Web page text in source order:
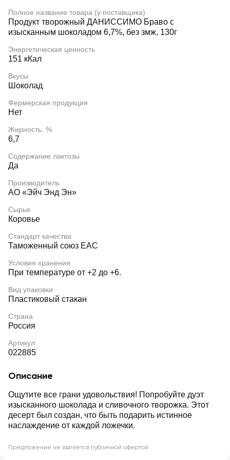
Полное название товара (у поставщика)
Продукт творожный ДАНИССИМО Браво с
изысканным шоколадом 6,7%, без змж, 130г
Энергетическая ценность
151 кКал
Вкусы
Шоколад
Фермерская продукция
Нет
Жирность, %
6,7
Содержание лактозы
Да
Производитель
АО «Эйч Энд Эн»
Сырье
Коровье
Стандарт качества
Таможенный союз EAC
Условия хранения
При температуре от +2 до +6.
Вид упаковки
Пластиковый стакан
Страна
Россия
Артикул
022885
Описание
Ощутите все грани удовольствия! Попробуйте дуэт
изысканного шоколада и сливочного творожка. Этот
десерт был создан, что быть подарить истинное
наслаждение от каждой ложечки.
Предложение не является публичной офертой